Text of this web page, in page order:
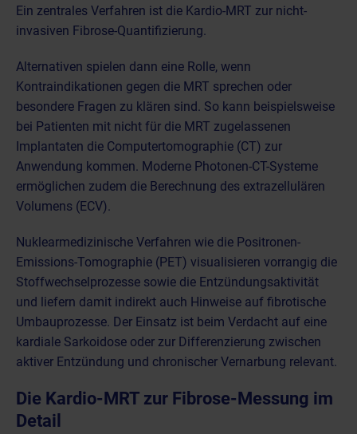
Ein zentrales Verfahren ist die Kardio-MRT zur nicht-
invasiven Fibrose-Quantifizierung.
Alternativen spielen dann eine Rolle, wenn
Kontraindikationen gegen die MRT sprechen oder
besondere Fragen zu klären sind. So kann beispielsweise
bei Patienten mit nicht für die MRT zugelassenen
Implantaten die Computertomographie (CT) zur
Anwendung kommen. Moderne Photonen-CT-Systeme
ermöglichen zudem die Berechnung des extrazellulären
Volumens (ECV).
Nuklearmedizinische Verfahren wie die Positronen-
Emissions-Tomographie (PET) visualisieren vorrangig die
Stoffwechselprozesse sowie die Entzündungsaktivität
und liefern damit indirekt auch Hinweise auf fibrotische
Umbauprozesse. Der Einsatz ist beim Verdacht auf eine
kardiale Sarkoidose oder zur Differenzierung zwischen
aktiver Entzündung und chronischer Vernarbung relevant.
Die Kardio-MRT zur Fibrose-Messung im
Detail